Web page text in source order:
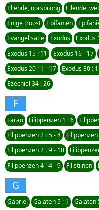
Ellende, oorsprong
Ellende, wet
Enige troost
Epifanien
Evangelisatie
Exodus Exodus
Exodus 15 : 11
Exodus 16 - 17
Exodus 20 : 1 - 17
Exodus 30 :
Ezechiel 34 : 26
F
Farao Filippenzen 1 : 6
Filippenzen 2 : 5 - 8
Filippenzen
Filippenzen 2 : 9 - 10
Filippenzen 4 : 4 - 9
Filistijnen
G
Gabriel Galaten 5 : 1 Galaten